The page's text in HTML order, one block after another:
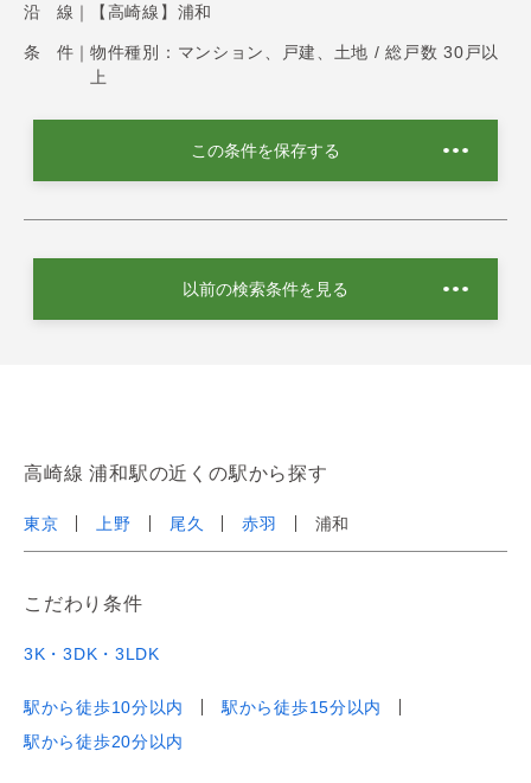
沿 線｜ 【高崎線】浦和
条 件｜ 物件種別：マンション、戸建、土地 / 総戸数 30戸以
上
この条件を保存する
以前の検索条件を見る
高崎線 浦和駅の近くの駅から探す
東京 上野 尾久 赤羽 浦和
こだわり条件
3K・3DK・3LDK
駅から徒歩10分以内
駅から徒歩15分以内
駅から徒歩20分以内